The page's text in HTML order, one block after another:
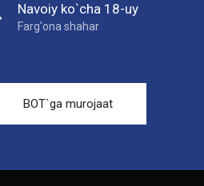
Navoiy ko`cha 18-uy
Farg'ona shahar
BOT`ga murojaat